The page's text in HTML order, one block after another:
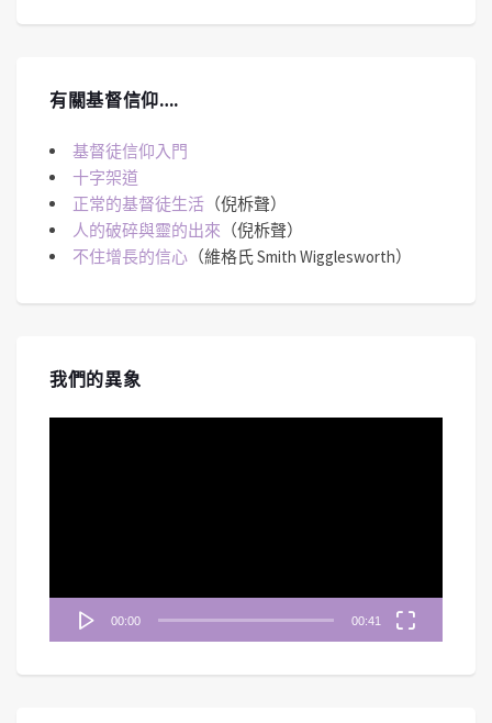
有關基督信仰….
基督徒信仰入門
十字架道
正常的基督徒生活 （倪柝聲）
人的破碎與靈的出來 （倪柝聲）
不住增長的信心 （維格氏 Smith Wigglesworth）
我們的異象
00:00 00:41